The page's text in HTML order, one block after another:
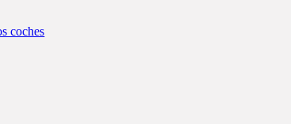
coches